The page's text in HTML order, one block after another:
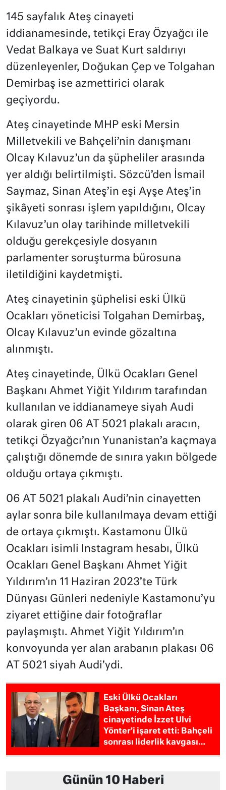
145 sayfalık Ateş cinayeti
iddianamesinde, tetikçi Eray Özyağcı ile
Vedat Balkaya ve Suat Kurt saldırıyı
düzenleyenler, Doğukan Çep ve Tolgahan
Demirbaş ise azmettirici olarak
geçiyordu.
Ateş cinayetinde MHP eski Mersin
Milletvekili ve Bahçeli’nin danışmanı
Olcay Kılavuz’un da şüpheliler arasında
yer aldığı belirtilmişti. Sözcü’den İsmail
Saymaz, Sinan Ateş’in eşi Ayşe Ateş’in
şikâyeti sonrası işlem yapıldığını, Olcay
Kılavuz’un olay tarihinde milletvekili
olduğu gerekçesiyle dosyanın
parlamenter soruşturma bürosuna
iletildiğini kaydetmişti.
Ateş cinayetinin şüphelisi eski Ülkü
Ocakları yöneticisi Tolgahan Demirbaş,
Olcay Kılavuz’un evinde gözaltına
alınmıştı.
Ateş cinayetinde, Ülkü Ocakları Genel
Başkanı Ahmet Yiğit Yıldırım tarafından
kullanılan ve iddianameye siyah Audi
olarak giren 06 AT 5021 plakalı aracın,
tetikçi Özyağcı’nın Yunanistan’a kaçmaya
çalıştığı dönemde de sınıra yakın bölgede
olduğu ortaya çıkmıştı.
06 AT 5021 plakalı Audi’nin cinayetten
aylar sonra bile kullanılmaya devam ettiği
de ortaya çıkmıştı. Kastamonu Ülkü
Ocakları isimli Instagram hesabı, Ülkü
Ocakları Genel Başkanı Ahmet Yiğit
Yıldırım’ın 11 Haziran 2023’te Türk
Dünyası Günleri nedeniyle Kastamonu’yu
ziyaret ettiğine dair fotoğraflar
paylaşmıştı. Ahmet Yiğit Yıldırım’ın
konvoyunda yer alan arabanın plakası 06
AT 5021 siyah Audi’ydi.
Eski Ülkü Ocakları
Başkanı, Sinan Ateş
cinayetinde İzzet Ulvi
Yönter’i işaret etti: Bahçeli
sonrası liderlik kavgası…
Günün 10 Haberi